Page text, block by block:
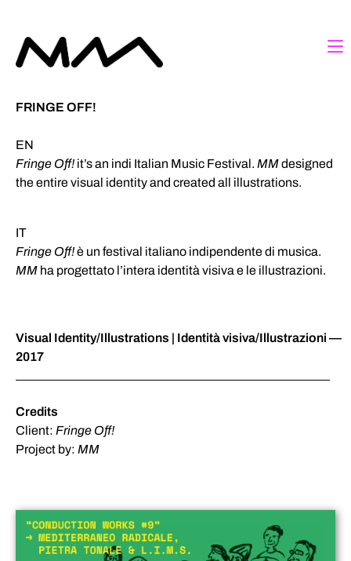
FRINGE OFF!
EN
Fringe Off!it’s an indi Italian Music Festival. MMdesigned
the entire visual identity and created all illustrations.
IT
Fringe Off!è un festival italiano indipendente di musica.
MM ha progettato l’intera identità visiva e le illustrazioni.
Visual Identity/Illustrations | Identità visiva/Illustrazioni —
2017
Credits
Client: Fringe Off!
Project by: MM